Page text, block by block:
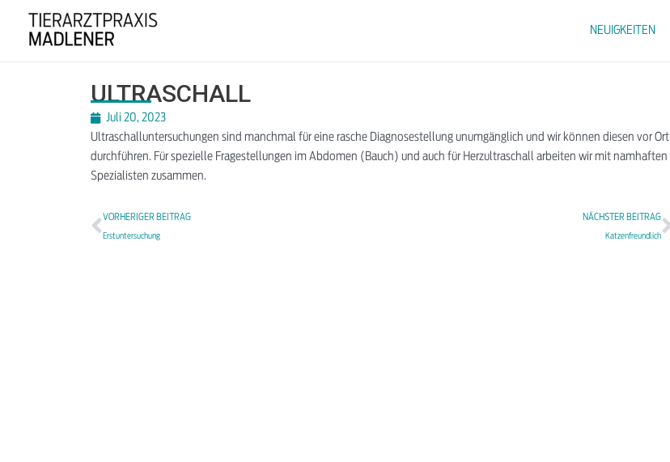
NEUIGKEITEN
ULTRASCHALL
Juli 20, 2023
Ultraschalluntersuchungen sind manchmal für eine rasche Diagnosestellung unumgänglich und wir können diesen vor Ort
durchführen. Für spezielle Fragestellungen im Abdomen (Bauch) und auch für Herzultraschall arbeiten wir mit namhaften
Spezialisten zusammen.
VORHERIGER BEITRAG
Erstuntersuchung
NÄCHSTER BEITRAG
Katzenfreundlich